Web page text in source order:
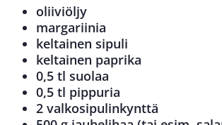
oliiviöljy
margariinia
keltainen sipuli
keltainen paprika
0,5 tl suolaa
0,5 tl pippuria
2 valkosipulinkynttä